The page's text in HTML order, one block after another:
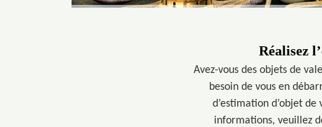
Réalisez
Avez-vous des objets de
besoin de vous en
d’estimation d’objet
informations, veuillez